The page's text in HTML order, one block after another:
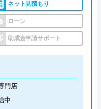
マイル
創業
ネット見積もり
ローン
助成金申請サポート
門店
中